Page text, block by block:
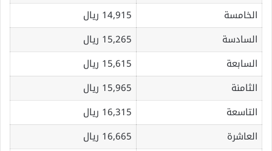
الخامسة
14,915 ريال
السادسة
15,265 ريال
السابعة
15,615 ريال
الثامنة
15,965 ريال
التاسعة
16,315 ريال
العاشرة
16,665 ريال